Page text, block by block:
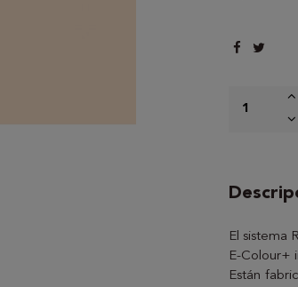
El sistema
E-Colour+
Están